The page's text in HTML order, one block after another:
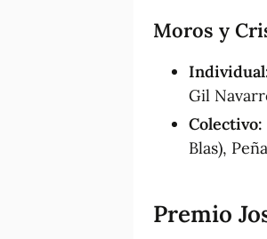
Moros y
Gil
Colectivo:
Blas),
Premio